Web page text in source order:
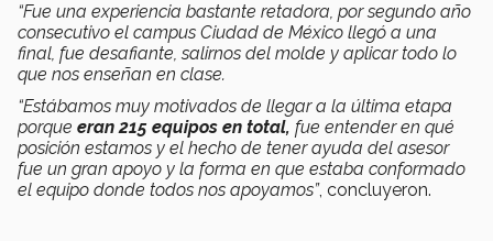
“Fue una experiencia bastante retadora, por segundo año
consecutivo el campus Ciudad de México llegó a una
final, fue desafiante, salirnos del molde y aplicar todo lo
que nos enseñan en clase.
“Estábamos muy motivados de llegar a la última etapa
porque eran 215 equipos en total, fue entender en qué
posición estamos y el hecho de tener ayuda del asesor
fue un gran apoyo y la forma en que estaba conformado
el equipo donde todos nos apoyamos”, concluyeron.